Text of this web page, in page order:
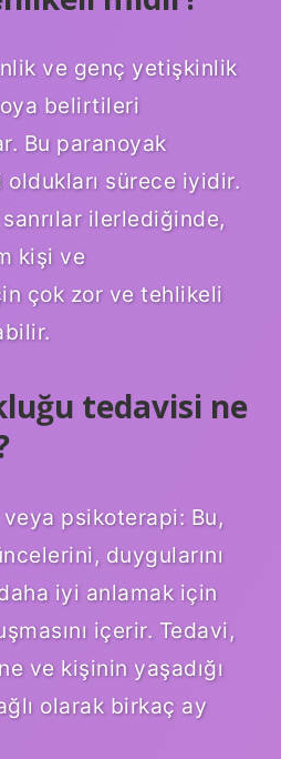
ve genç yetişkinlik
belirtileri
Bu paranoyak
sürece iyidir.
ilerlediğinde,
kişi ve
çok zor ve tehlikeli
tedavisi ne
psikoterapi: Bu,
duygularını
iyi anlamak için
içerir. Tedavi,
ve kişinin yaşadığı
olarak birkaç ay